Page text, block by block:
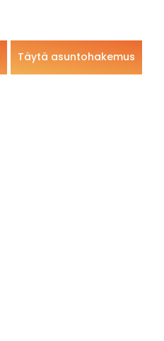
Täytä asuntohakemus